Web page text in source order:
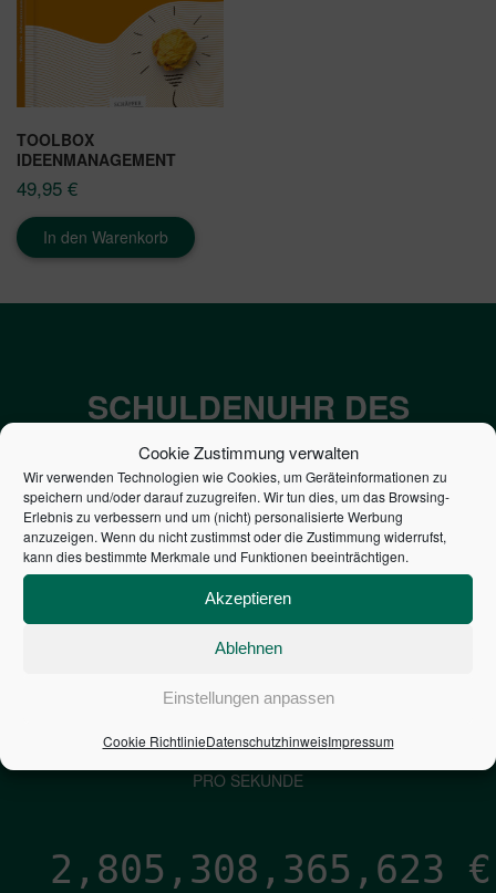
Cookie Zustimmung verwalten
Wir verwenden Technologien wie Cookies, um Geräteinformationen zu
speichern und/oder darauf zuzugreifen. Wir tun dies, um das Browsing-
Erlebnis zu verbessern und um (nicht) personalisierte Werbung
anzuzeigen. Wenn du nicht zustimmst oder die Zustimmung widerrufst,
kann dies bestimmte Merkmale und Funktionen beeinträchtigen.
Akzeptieren
Ablehnen
Einstellungen anpassen
Cookie RichtlinieDatenschutzhinweisImpressum
TOOLBOX
IDEENMANAGEMENT
49,95 €
In den Warenkorb
SCHULDENUHR DES
BUNDES DER
STEUERZAHLER
7,052€
NEUVERSCHULDUNG
PRO SEKUNDE
1,601€
ZINSEN
PRO SEKUNDE
2,805,308,366,469 €